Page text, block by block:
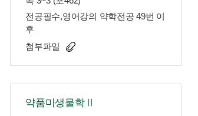
전공필수,영어강의 약학전공 49번 이
후
첨부파일
약품미생물학Ⅱ